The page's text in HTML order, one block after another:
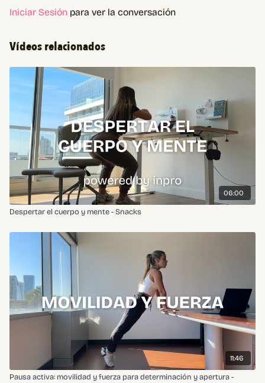
Iniciar Sesión para ver la conversación
Vídeos relacionados
06:00
Despertar el cuerpo y mente - Snacks
11:46
Pausa activa: movilidad y fuerza para determinación y apertura -